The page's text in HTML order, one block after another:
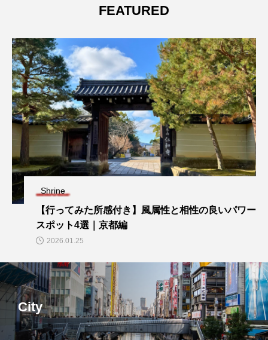
FEATURED
Shrine
【行ってみた所感付き】風属性と相性の良いパワー
スポット4選｜京都編
2026.01.25
City